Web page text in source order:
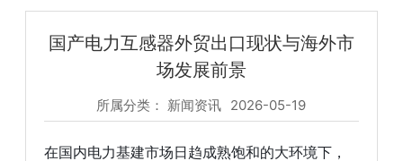
国产电力互感器外贸出口现状与海外市
场发展前景
所属分类： 新闻资讯 2026-05-19
在国内电力基建市场日趋成熟饱和的大环境下，